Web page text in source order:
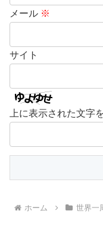
メール ※
サイト
上に表示された文字
ホーム 世界一